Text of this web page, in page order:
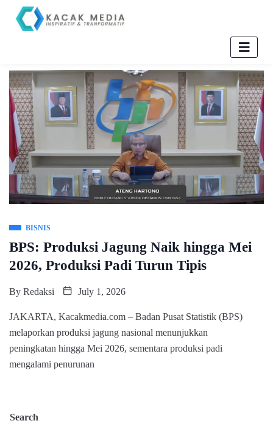
BISNIS
BPS: Produksi Jagung Naik hingga Mei
2026, Produksi Padi Turun Tipis
By Redaksi July 1, 2026
JAKARTA, Kacakmedia.com – Badan Pusat Statistik (BPS)
melaporkan produksi jagung nasional menunjukkan
peningkatan hingga Mei 2026, sementara produksi padi
mengalami penurunan
Search